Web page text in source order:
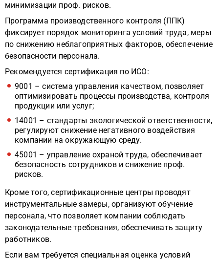
минимизации проф. рисков.
Программа производственного контроля (ППК)
фиксирует порядок мониторинга условий труда, меры
по снижению неблагоприятных факторов, обеспечение
безопасности персонала.
Рекомендуется сертификация по ИСО:
9001 – система управления качеством, позволяет
оптимизировать процессы производства, контроля
продукции или услуг;
14001 – стандарты экологической ответственности,
регулируют снижение негативного воздействия
компании на окружающую среду.
45001 – управление охраной труда, обеспечивает
безопасность сотрудников и снижение проф.
рисков.
Кроме того, сертификационные центры проводят
инструментальные замеры, организуют обучение
персонала, что позволяет компании соблюдать
законодательные требования, обеспечивать защиту
работников.
Если вам требуется специальная оценка условий